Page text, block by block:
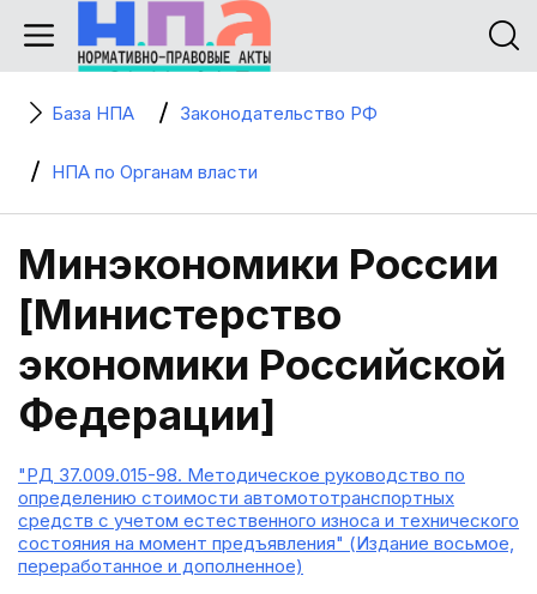
База НПА Законодательство РФ
НПА по Органам власти
Минэкономики России
[Министерство
экономики Российской
Федерации]
"РД 37.009.015-98. Методическое руководство по
определению стоимости автомототранспортных
средств с учетом естественного износа и технического
состояния на момент предъявления" (Издание восьмое,
переработанное и дополненное)